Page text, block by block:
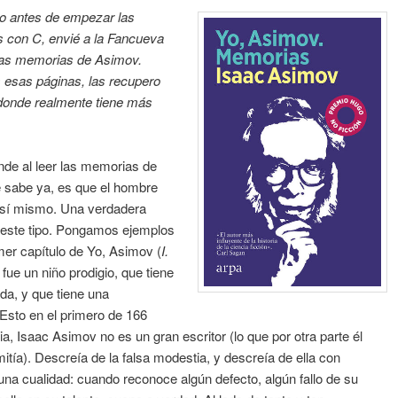
antes de empezar las
con C, envié a la Fancueva
memorias de Asimov.
páginas, las recupero
realmente tiene más
al leer las memorias de
ya, es que el hombre
mismo. Una verdadera
tipo. Pongamos ejemplos
capítulo de Yo, Asimov (I.
un niño prodigio, que tiene
y que tiene una
en el primero de 166
Isaac Asimov no es un gran escritor (lo que por otra parte él
Descreía de la falsa modestia, y descreía de ella con
cualidad: cuando reconoce algún defecto, algún fallo de su